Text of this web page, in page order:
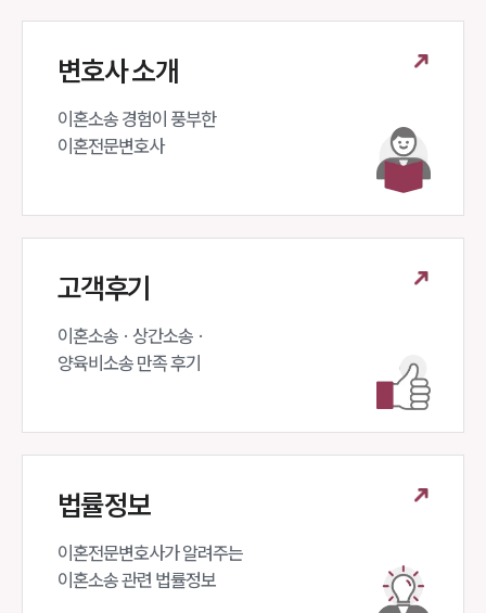
변호사 소개
이혼소송 경험이 풍부한
이혼전문변호사
고객후기
이혼소송 · 상간소송 ·
양육비소송 만족 후기
법률정보
이혼전문변호사가 알려주는
이혼소송 관련 법률정보